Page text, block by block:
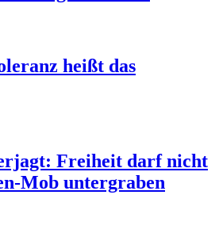
heißt das
Freiheit darf nicht
Mob untergraben